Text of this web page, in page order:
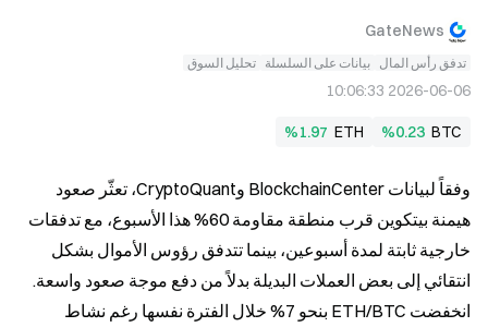
GateNews
تدفق رأس المال بيانات على السلسلة تحليل السوق
2026-06-06 10:06:33
BTC
%0.23
ETH
%1.97